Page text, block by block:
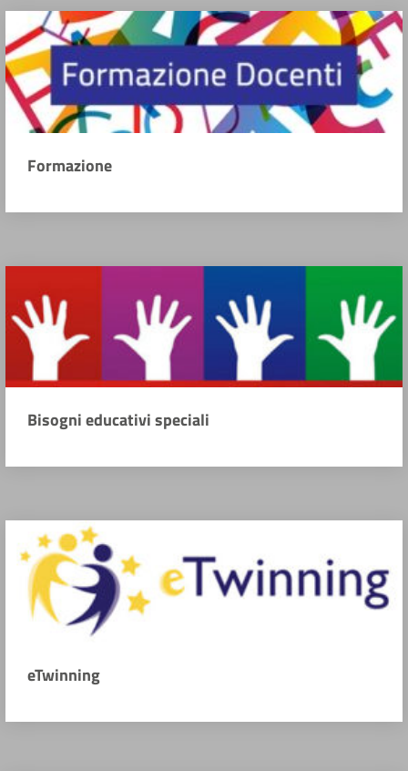
Formazione
Bisogni educativi speciali
eTwinning